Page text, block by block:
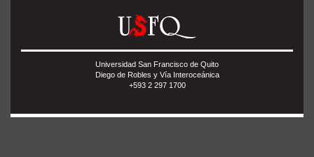
Universidad San Francisco de Quito
Diego de Robles y Vía Interoceánica
+593 2 297 1700